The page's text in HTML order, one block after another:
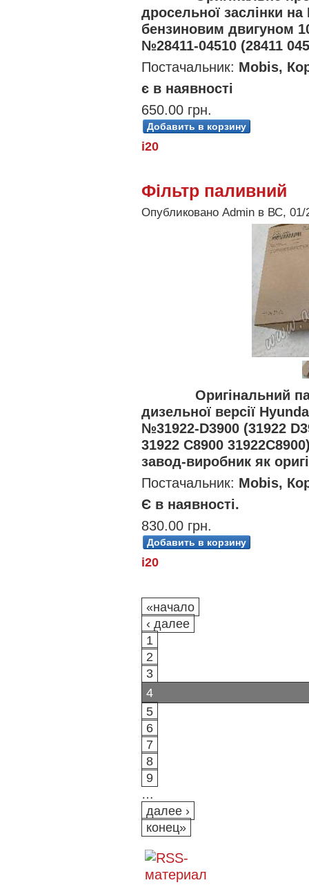
дросельної заслінки
бензиновим двигуном
№28411-04510 (28411
Постачальник: Mobis,
є в наявності
650.00 грн.
i20
Фільтр паливний
Опубликовано Admin в ВС, 01/
Оригінальний
дизельної версії
№31922-D3900 (31922
31922 C8900
завод-виробник як
Постачальник: Mobis,
Є в наявності.
830.00 грн.
i20
«начало
‹ далее
1
2
3
4
5
6
7
8
9
…
далее ›
конец»